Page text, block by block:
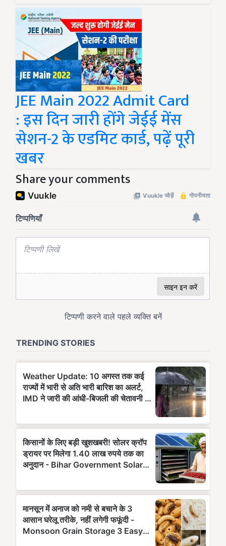
JEE Main 2022 Admit Card
: इस दिन जारी होंगे जेईई मेंस
सेशन-2 के एडमिट कार्ड, पढ़ें पूरी
खबर
Share your comments